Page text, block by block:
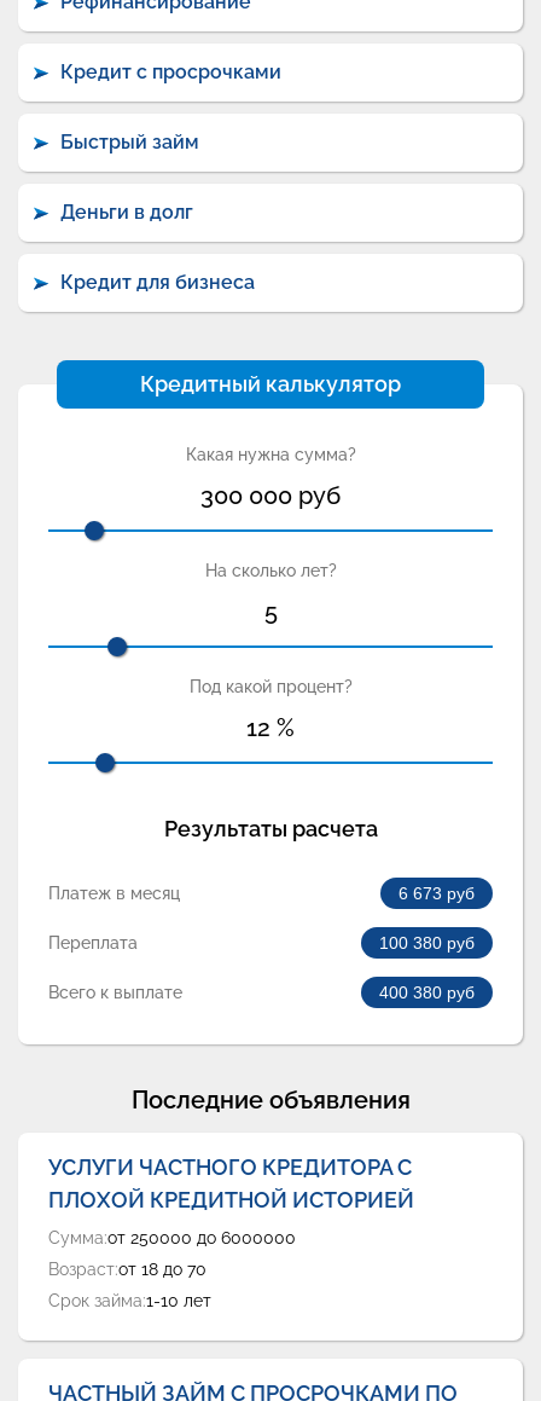
Кредит с просрочками
Быстрый займ
Деньги в долг
Кредит для бизнеса
Кредитный калькулятор
Какая нужна сумма?
300 000 руб
На сколько лет?
5
Под какой процент?
12 %
Результаты расчета
Платеж в месяц 6 673 руб
Переплата 100 380 руб
Всего к выплате 400 380 руб
Последние объявления
УСЛУГИ ЧАСТНОГО КРЕДИТОРА С
ПЛОХОЙ КРЕДИТНОЙ ИСТОРИЕЙ
Сумма:от 250000 до 6000000
Возраст:от 18 до 70
Срок займа:1-10 лет
ЧАСТНЫЙ ЗАЙМ С ПРОСРОЧКАМИ ПО